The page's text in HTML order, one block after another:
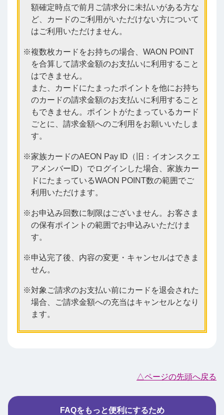
額確定時点で前月ご請求分に未払いがある方な
ど、カードのご利用がいただけない方について
はご利用いただけません。
複数枚カードをお持ちの場合、WAON POINT
を合算して請求金額のお支払いに利用すること
はできません。
また、カードにたまったポイントを他にお持ち
のカードの請求金額のお支払いに利用すること
もできません。ポイントがたまっているカード
ごとに、請求金額へのご利用をお願いいたしま
す。
家族カードのAEON Pay ID（旧：イオンスクエ
アメンバーID）でログインした場合、家族カー
ドにたまっているWAON POINT数の範囲でご
利用いただけます。
お申込み回数に制限はございません。お客さま
の保有ポイントの範囲でお申込みいただけま
す。
申込完了後、内容の変更・キャンセルはできま
せん。
対象ご請求のお支払い前にカードを退会された
場合、ご請求金額への充当はキャンセルとなり
ます。
△ページの先頭へ戻る
FAQをもっと便利にするため